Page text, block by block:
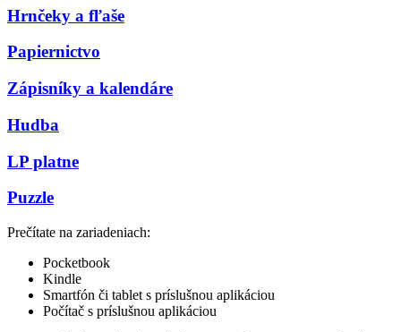
Hrnčeky a fľaše
Papiernictvo
Zápisníky a kalendáre
Hudba
LP platne
Puzzle
Prečítate na zariadeniach:
Pocketbook
Kindle
Smartfón či tablet s príslušnou aplikáciou
Počítač s príslušnou aplikáciou